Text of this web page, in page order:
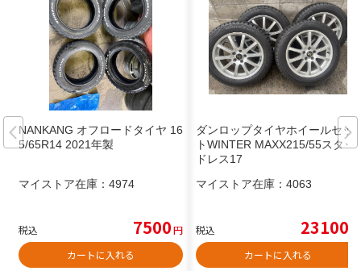
NANKANG オフロードタイヤ 16
5/65R14 2021年製
マイストア在庫： 4974
税込 7500円
カートに入れる
ダンロップタイヤホイールセッ
トWINTER MAXX215/55スタッ
ドレス17
マイストア在庫： 4063
税込 23100
カートに入れる